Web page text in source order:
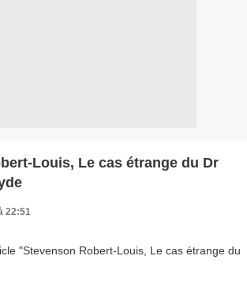
Louis, Le cas étrange du Dr
22:51